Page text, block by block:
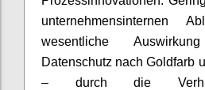
unternehmensinternen
wesentliche
Datenschutz nach Goldfarb
– durch die